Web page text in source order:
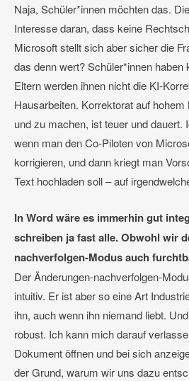
Naja, Schüler*innen möchten das.
Interesse daran, dass keine
Microsoft stellt sich aber sicher die
das denn wert? Schüler*innen haben
Eltern werden ihnen nicht die KI-
Hausarbeiten. Korrektorat auf
und zu machen, ist teuer und dauert.
wenn man den Co-Piloten von
korrigieren, und dann kriegt man
Text hochladen soll – auf
In Word wäre es immerhin gut
schreiben ja fast alle. Obwohl wir
nachverfolgen-Modus auch
Der Änderungen-nachverfolgen-
intuitiv. Er ist aber so eine Art
ihn, auch wenn ihn niemand liebt.
robust. Ich kann mich darauf
Dokument öffnen und bei sich
der Grund, warum wir uns dazu